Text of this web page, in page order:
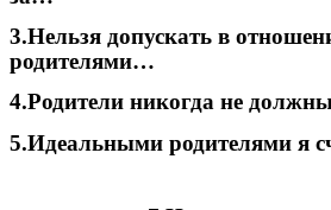
3.Нельзя допускать в
родителями…
4.Родители никогда не
5.Идеальными родителями я